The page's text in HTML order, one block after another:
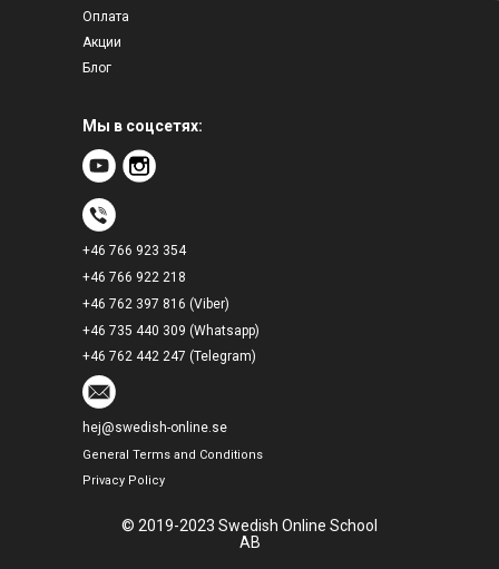
© 2019-2023 Swedish Online School
AB
General Terms and Conditions
Privacy Policy
hej@swedish-online.se
Мы в соцсетях:
Оплата
Акции
Блог
+46 735 440 309 (Whatsapp)
+46 766 923 354
+46 766 922 218
+46 762 397 816 (Viber)
+46 762 442 247 (Telegram)